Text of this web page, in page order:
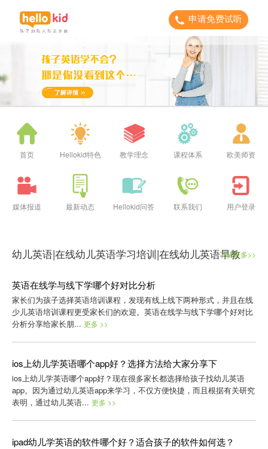
申请免费试听
首页 Hellokid特色 教学理念 课程体系 欧美师资
媒体报道 最新动态 Hellokid问答 联系我们 用户登录
幼儿英语|在线幼儿英语学习培训|在线幼儿英语早教
了解更多>>
英语在线学与线下学哪个好对比分析
家长们为孩子选择英语培训课程，发现有线上线下两种形式，并且在线
少儿英语培训课程更受家长们的欢迎。英语在线学与线下学哪个好对比
分析分享给家长朋... 更多 >>
ios上幼儿学英语哪个app好？选择方法给大家分享下
ios上幼儿学英语哪个app好？现在很多家长都选择给孩子找幼儿英语
app。因为通过幼儿英语app来学习，不仅方便快捷，而且根据有关研究
表明，通过幼儿英语... 更多 >>
ipad幼儿学英语的软件哪个好？适合孩子的软件如何选？